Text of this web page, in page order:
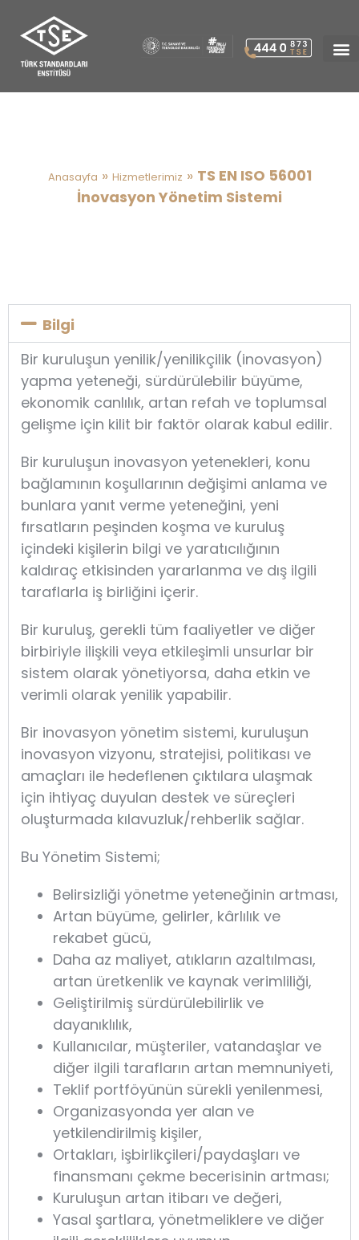
Anasayfa » Hizmetlerimiz » TS EN ISO 56001
İnovasyon Yönetim Sistemi
Bilgi
Bir kuruluşun yenilik/yenilikçilik (inovasyon)
yapma yeteneği, sürdürülebilir büyüme,
ekonomik canlılık, artan refah ve toplumsal
gelişme için kilit bir faktör olarak kabul edilir.
Bir kuruluşun inovasyon yetenekleri, konu
bağlamının koşullarının değişimi anlama ve
bunlara yanıt verme yeteneğini, yeni
fırsatların peşinden koşma ve kuruluş
içindeki kişilerin bilgi ve yaratıcılığının
kaldıraç etkisinden yararlanma ve dış ilgili
taraflarla iş birliğini içerir.
Bir kuruluş, gerekli tüm faaliyetler ve diğer
birbiriyle ilişkili veya etkileşimli unsurlar bir
sistem olarak yönetiyorsa, daha etkin ve
verimli olarak yenilik yapabilir.
Bir inovasyon yönetim sistemi, kuruluşun
inovasyon vizyonu, stratejisi, politikası ve
amaçları ile hedeflenen çıktılara ulaşmak
için ihtiyaç duyulan destek ve süreçleri
oluşturmada kılavuzluk/rehberlik sağlar.
Bu Yönetim Sistemi;
Belirsizliği yönetme yeteneğinin artması,
Artan büyüme, gelirler, kârlılık ve
rekabet gücü,
Daha az maliyet, atıkların azaltılması,
artan üretkenlik ve kaynak verimliliği,
Geliştirilmiş sürdürülebilirlik ve
dayanıklılık,
Kullanıcılar, müşteriler, vatandaşlar ve
diğer ilgili tarafların artan memnuniyeti,
Teklif portföyünün sürekli yenilenmesi,
Organizasyonda yer alan ve
yetkilendirilmiş kişiler,
Ortakları, işbirlikçileri/paydaşları ve
finansmanı çekme becerisinin artması;
Kuruluşun artan itibarı ve değeri,
Yasal şartlara, yönetmeliklere ve diğer